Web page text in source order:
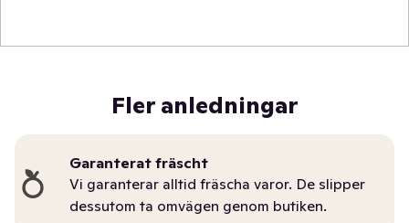
Fler anledningar
Garanterat fräscht
Vi garanterar alltid fräscha varor. De slipper
dessutom ta omvägen genom butiken.